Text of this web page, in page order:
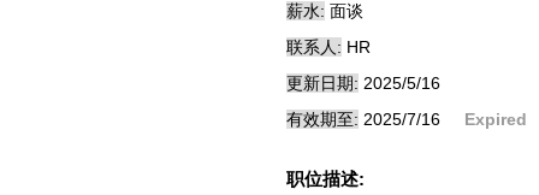
薪水: 面谈
联系人: HR
更新日期: 2025/5/16
有效期至: 2025/7/16 Expired
职位描述: